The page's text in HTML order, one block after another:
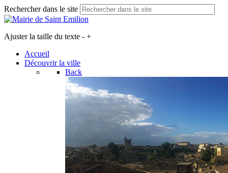
Rechercher dans le site
Ajuster la taille du texte - +
Accueil
Découvrir la ville
Back